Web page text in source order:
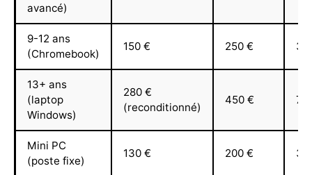
avancé)
9-12 ans
(Chromebook)
150 € 250 €
13+ ans
(laptop
Windows)
280 €
(reconditionné)
450 €
Mini PC
(poste fixe)
130 € 200 €